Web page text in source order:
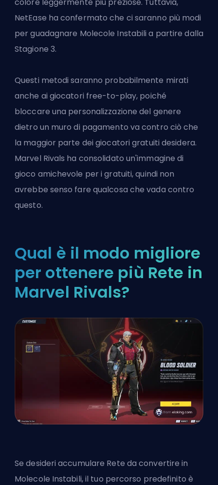
NetEase ha confermato che ci saranno più modi
per guadagnare Molecole Instabili a partire dalla
Stagione 3.
Questi metodi saranno probabilmente mirati
anche ai giocatori free-to-play, poiché
bloccare una personalizzazione del genere
dietro un muro di pagamento va contro ciò che
la maggior parte dei giocatori gratuiti desidera.
Marvel Rivals ha consolidato un'immagine di
gioco amichevole per i gratuiti, quindi non
avrebbe senso fare qualcosa che vada contro
questo.
Qual è il modo migliore
per ottenere più Rete in
Marvel Rivals?
Se desideri accumulare Rete da convertire in
Molecole Instabili, il tuo percorso predefinito è